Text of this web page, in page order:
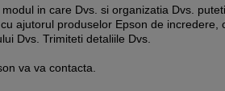
in care Dvs. si organizatia Dvs.
ajutorul produselor Epson de incredere,
Dvs. Trimiteti detaliile Dvs.
va va contacta.